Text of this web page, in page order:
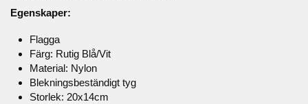
Egenskaper:
Flagga
Färg: Rutig Blå/Vit
Material: Nylon
Blekningsbeständigt tyg
Storlek: 20x14cm